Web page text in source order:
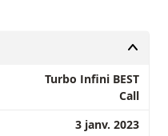
Turbo Infini BEST
Call
3 janv. 2023